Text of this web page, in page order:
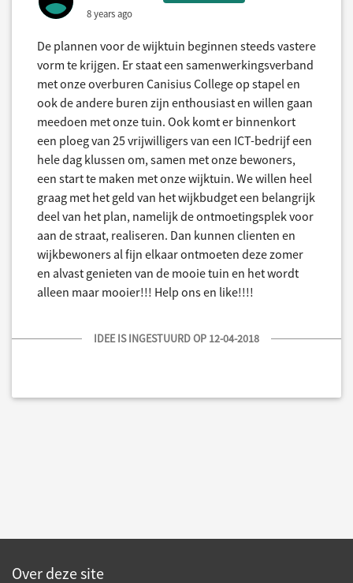
8 years ago
De plannen voor de wijktuin beginnen steeds vastere
vorm te krijgen. Er staat een samenwerkingsverband
met onze overburen Canisius College op stapel en
ook de andere buren zijn enthousiast en willen gaan
meedoen met onze tuin. Ook komt er binnenkort
een ploeg van 25 vrijwilligers van een ICT-bedrijf een
hele dag klussen om, samen met onze bewoners,
een start te maken met onze wijktuin. We willen heel
graag met het geld van het wijkbudget een belangrijk
deel van het plan, namelijk de ontmoetingsplek voor
aan de straat, realiseren. Dan kunnen clienten en
wijkbewoners al fijn elkaar ontmoeten deze zomer
en alvast genieten van de mooie tuin en het wordt
alleen maar mooier!!! Help ons en like!!!!
IDEE IS INGESTUURD OP 12-04-2018
Over deze site